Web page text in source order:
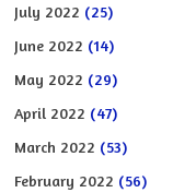
July 2022 (25)
June 2022 (14)
May 2022 (29)
April 2022 (47)
March 2022 (53)
February 2022 (56)